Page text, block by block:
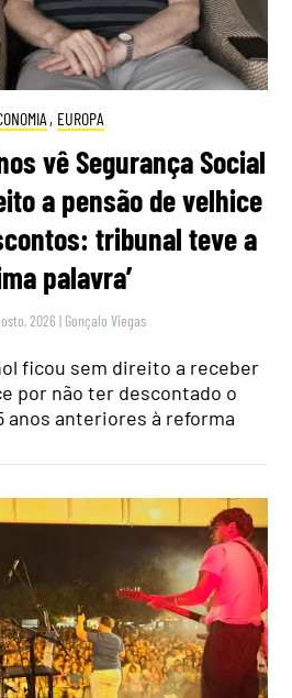
, EUROPA
vê Segurança Social
a pensão de velhice
tribunal teve a
palavra’
2026 | Gonçalo Viegas
ficou sem direito a receber
por não ter descontado o
anos anteriores à reforma